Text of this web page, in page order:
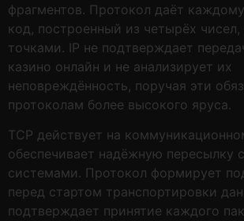
фрагментов. Протокол даёт
код, построенный из четырёх
точками. IP не подтверждает
казино онлайн и не анализирует их
неповреждённость, поручая эти
протоколам более высокого яруса.
TCP действует на
обеспечивает надёжную пересылку
системами. Протокол формирует
перед стартом транспортировки
подтверждает принятие каждого